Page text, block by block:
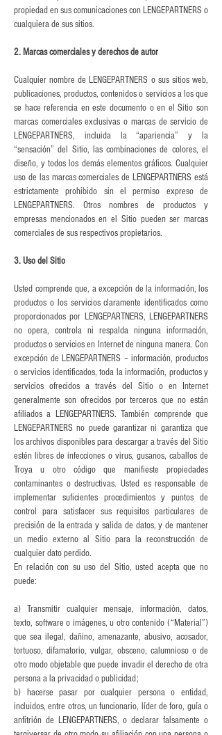
propiedad en sus comunicaciones con LENGEPARTNERS o
cualquiera de sus sitios.
2. Marcas comerciales y derechos de autor
Cualquier nombre de LENGEPARTNERS o sus sitios web,
publicaciones, productos, contenidos o servicios a los que
se hace referencia en este documento o en el Sitio son
marcas comerciales exclusivas o marcas de servicio de
LENGEPARTNERS, incluida la “apariencia” y la
“sensación” del Sitio, las combinaciones de colores, el
diseño, y todos los demás elementos gráficos. Cualquier
uso de las marcas comerciales de LENGEPARTNERS está
estrictamente prohibido sin el permiso expreso de
LENGEPARTNERS. Otros nombres de productos y
empresas mencionados en el Sitio pueden ser marcas
comerciales de sus respectivos propietarios.
3. Uso del Sitio
Usted comprende que, a excepción de la información, los
productos o los servicios claramente identificados como
proporcionados por LENGEPARTNERS, LENGEPARTNERS
no opera, controla ni respalda ninguna información,
productos o servicios en Internet de ninguna manera. Con
excepción de LENGEPARTNERS – información, productos
o servicios identificados, toda la información, productos y
servicios ofrecidos a través del Sitio o en Internet
generalmente son ofrecidos por terceros que no están
afiliados a LENGEPARTNERS. También comprende que
LENGEPARTNERS no puede garantizar ni garantiza que
los archivos disponibles para descargar a través del Sitio
estén libres de infecciones o virus, gusanos, caballos de
Troya u otro código que manifieste propiedades
contaminantes o destructivas. Usted es responsable de
implementar suficientes procedimientos y puntos de
control para satisfacer sus requisitos particulares de
precisión de la entrada y salida de datos, y de mantener
un medio externo al Sitio para la reconstrucción de
cualquier dato perdido.
En relación con su uso del Sitio, usted acepta que no
puede:
a) Transmitir cualquier mensaje, información, datos,
texto, software o imágenes, u otro contenido (“Material”)
que sea ilegal, dañino, amenazante, abusivo, acosador,
tortuoso, difamatorio, vulgar, obsceno, calumnioso o de
otro modo objetable que puede invadir el derecho de otra
persona a la privacidad o publicidad;
b) hacerse pasar por cualquier persona o entidad,
incluidos, entre otros, un funcionario, líder de foro, guía o
anfitrión de LENGEPARTNERS, o declarar falsamente o